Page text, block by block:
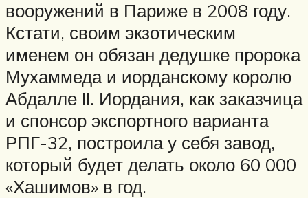
вооружений в Париже в 2008 году.
Кстати, своим экзотическим
именем он обязан дедушке пророка
Мухаммеда и иорданскому королю
Абдалле II. Иордания, как заказчица
и спонсор экспортного варианта
РПГ-32, построила у себя завод,
который будет делать около 60 000
«Хашимов» в год.